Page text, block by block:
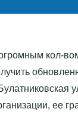
кол-
ее